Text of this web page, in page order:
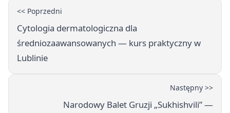
<< Poprzedni
Cytologia dermatologiczna dla
średniozaawansowanych — kurs praktyczny w
Lublinie
Następny >>
Narodowy Balet Gruzji „Sukhishvili” —